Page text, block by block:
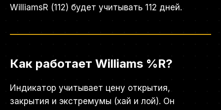
WilliamsR (112) будет учитывать 112 дней.
Как работает Williams %R?
Индикатор учитывает цену открытия,
закрытия и экстремумы (хай и лой). Он